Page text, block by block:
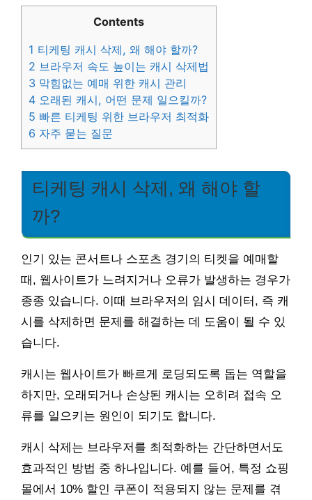
Contents
1 티케팅 캐시 삭제, 왜 해야 할까?
2 브라우저 속도 높이는 캐시 삭제법
3 막힘없는 예매 위한 캐시 관리
4 오래된 캐시, 어떤 문제 일으킬까?
5 빠른 티케팅 위한 브라우저 최적화
6 자주 묻는 질문
티케팅 캐시 삭제, 왜 해야 할
까?
인기 있는 콘서트나 스포츠 경기의 티켓을 예매할
때, 웹사이트가 느려지거나 오류가 발생하는 경우가
종종 있습니다. 이때 브라우저의 임시 데이터, 즉 캐
시를 삭제하면 문제를 해결하는 데 도움이 될 수 있
습니다.
캐시는 웹사이트가 빠르게 로딩되도록 돕는 역할을
하지만, 오래되거나 손상된 캐시는 오히려 접속 오
류를 일으키는 원인이 되기도 합니다.
캐시 삭제는 브라우저를 최적화하는 간단하면서도
효과적인 방법 중 하나입니다. 예를 들어, 특정 쇼핑
몰에서 10% 할인 쿠폰이 적용되지 않는 문제를 겪